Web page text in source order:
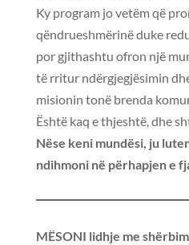
Ky program jo vetëm që
qëndrueshmërinë duke
por gjithashtu ofron një
të rritur ndërgjegjësimin
misionin tonë brenda
Është kaq e thjeshtë, dhe
Nëse keni mundësi, ju
ndihmoni në përhapjen e
MËSONI lidhje me